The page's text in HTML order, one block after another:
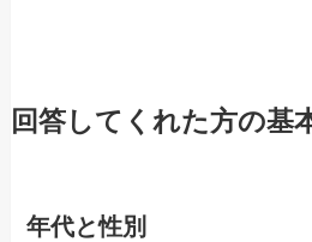
回答してくれた方の基
年代と性別